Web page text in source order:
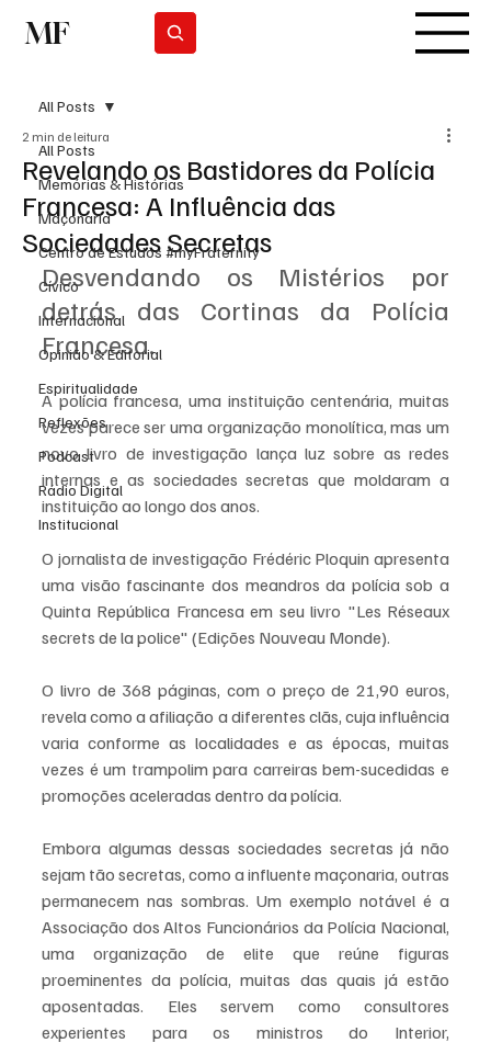
MF
All Posts
Memórias & Histórias
Maçonaria
Centro de Estudos #myFraternity
Cívico
Internacional
Opinião & Editorial
Espiritualidade
Reflexões
Podcast
Rádio Digital
Institucional
All Posts
Revelando os Bastidores da Polícia
Francesa: A Influência das
Sociedades Secretas
2 min de leitura
Desvendando os Mistérios por
detrás das Cortinas da Polícia
Francesa.
A polícia francesa, uma instituição centenária, muitas
vezes parece ser uma organização monolítica, mas um
novo livro de investigação lança luz sobre as redes
internas e as sociedades secretas que moldaram a
instituição ao longo dos anos.
O jornalista de investigação Frédéric Ploquin apresenta
uma visão fascinante dos meandros da polícia sob a
Quinta República Francesa em seu livro "Les Réseaux
secrets de la police" (Edições Nouveau Monde).
O livro de 368 páginas, com o preço de 21,90 euros,
revela como a afiliação a diferentes clãs, cuja influência
varia conforme as localidades e as épocas, muitas
vezes é um trampolim para carreiras bem-sucedidas e
promoções aceleradas dentro da polícia.
Embora algumas dessas sociedades secretas já não
sejam tão secretas, como a influente maçonaria, outras
permanecem nas sombras. Um exemplo notável é a
Associação dos Altos Funcionários da Polícia Nacional,
uma organização de elite que reúne figuras
proeminentes da polícia, muitas das quais já estão
aposentadas. Eles servem como consultores
experientes para os ministros do Interior,